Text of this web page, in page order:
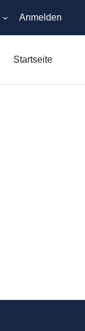
Anmelden
Startseite